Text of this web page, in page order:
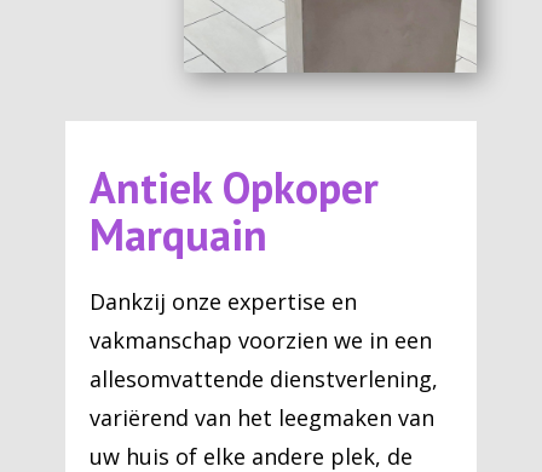
Antiek Opkoper
Marquain
Dankzij onze expertise en
vakmanschap voorzien we in een
allesomvattende dienstverlening,
variërend van het leegmaken van
uw huis of elke andere plek, de